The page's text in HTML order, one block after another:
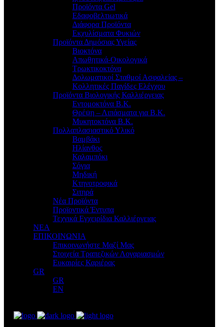
Προϊόντα Gel
Εδαφοβελτιωτικά
Διάφορα Προϊόντα
Εκχυλίσματα Φυκιών
Προϊόντα Δημόσιας Υγείας
Βιοκτόνα
Απωθητικά-Οικολογικά
Τρωκτικοκτόνα
Δολωματικοί Σταθμοί Ασφαλείας –
Κολλητικές Παγίδες Ελέγχου
Προϊόντα Βιολογικής Καλλιέργειας
Εντομοκτόνα Β.Κ.
Θρέψη – Λιπάσματα για Β.Κ.
Μυκητοκτόνα Β.Κ.
Πολλαπλασιαστικό Υλικό
Βαμβάκι
Ηλίανθος
Καλαμπόκι
Σόγια
Μηδική
Κτηνοτροφικά
Σιτηρά
Νέα Προϊόντα
Προϊοντικά Έντυπα
Τεχνικά Εγχειρίδια Καλλιέργειας
ΝΕΑ
ΕΠΙΚΟΙΝΩΝΙΑ
Επικοινωνήστε Μαζί Μας
Στοιχεία Τραπεζικών Λογαριασμών
Ευκαιρίες Καριέρας
GR
GR
EN